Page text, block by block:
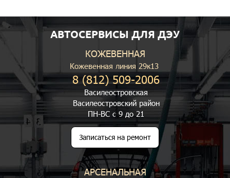
АВТОСЕРВИСЫ ДЛЯ ДЭУ
КОЖЕВЕННАЯ
Кожевенная линия 29к13
8 (812) 509-2006
Василеостровская
Василеостровский район
ПН-ВС с 9 до 21
Записаться на ремонт
АРСЕНАЛЬНАЯ